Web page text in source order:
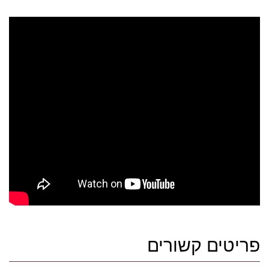
פריטים קשורים